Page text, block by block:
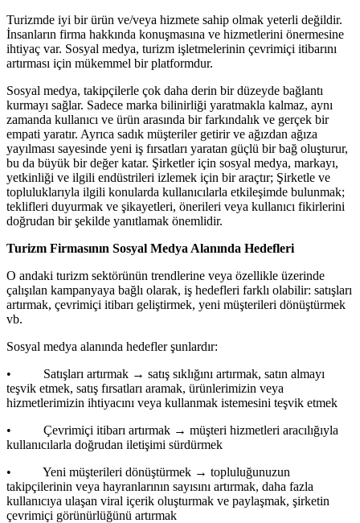
Turizmde iyi bir ürün ve/veya hizmete sahip olmak yeterli değildir.
İnsanların firma hakkında konuşmasına ve hizmetlerini önermesine
ihtiyaç var. Sosyal medya, turizm işletmelerinin çevrimiçi itibarını
artırması için mükemmel bir platformdur.
Sosyal medya, takipçilerle çok daha derin bir düzeyde bağlantı
kurmayı sağlar. Sadece marka bilinirliği yaratmakla kalmaz, aynı
zamanda kullanıcı ve ürün arasında bir farkındalık ve gerçek bir
empati yaratır. Ayrıca sadık müşteriler getirir ve ağızdan ağıza
yayılması sayesinde yeni iş fırsatları yaratan güçlü bir bağ oluşturur,
bu da büyük bir değer katar. Şirketler için sosyal medya, markayı,
yetkinliği ve ilgili endüstrileri izlemek için bir araçtır; Şirketle ve
topluluklarıyla ilgili konularda kullanıcılarla etkileşimde bulunmak;
teklifleri duyurmak ve şikayetleri, önerileri veya kullanıcı fikirlerini
doğrudan bir şekilde yanıtlamak önemlidir.
Turizm Firmasının Sosyal Medya Alanında Hedefleri
O andaki turizm sektörünün trendlerine veya özellikle üzerinde
çalışılan kampanyaya bağlı olarak, iş hedefleri farklı olabilir: satışları
artırmak, çevrimiçi itibarı geliştirmek, yeni müşterileri dönüştürmek
vb.
Sosyal medya alanında hedefler şunlardır:
• Satışları artırmak → satış sıklığını artırmak, satın almayı
teşvik etmek, satış fırsatları aramak, ürünlerimizin veya
hizmetlerimizin ihtiyacını veya kullanmak istemesini teşvik etmek
• Çevrimiçi itibarı artırmak → müşteri hizmetleri aracılığıyla
kullanıcılarla doğrudan iletişimi sürdürmek
• Yeni müşterileri dönüştürmek → topluluğunuzun
takipçilerinin veya hayranlarının sayısını artırmak, daha fazla
kullanıcıya ulaşan viral içerik oluşturmak ve paylaşmak, şirketin
çevrimiçi görünürlüğünü artırmak